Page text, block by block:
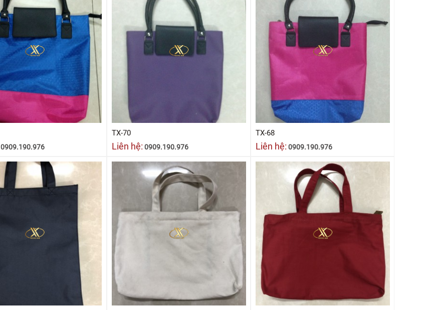
0909.190.976
TX-70
Liên hệ: 0909.190.976
TX-68
Liên hệ: 0909.190.976